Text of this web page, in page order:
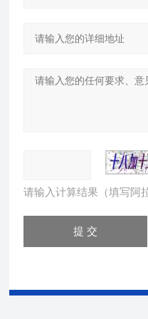
请输入计算结果（填写阿